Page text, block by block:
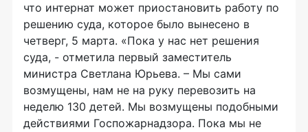
что интернат может приостановить работу по
решению суда, которое было вынесено в
четверг, 5 марта. «Пока у нас нет решения
суда, - отметила первый заместитель
министра Светлана Юрьева. – Мы сами
возмущены, нам не на руку перевозить на
неделю 130 детей. Мы возмущены подобными
действиями Госпожарнадзора. Пока мы не